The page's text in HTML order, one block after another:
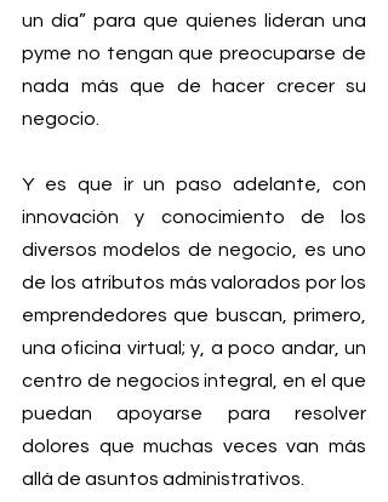
un día” para que quienes lideran una
pyme no tengan que preocuparse de
nada más que de hacer crecer su
negocio.
Y es que ir un paso adelante, con
innovación y conocimiento de los
diversos modelos de negocio, es uno
de los atributos más valorados por los
emprendedores que buscan, primero,
una oficina virtual; y, a poco andar, un
centro de negocios integral, en el que
puedan apoyarse para resolver
dolores que muchas veces van más
allá de asuntos administrativos.